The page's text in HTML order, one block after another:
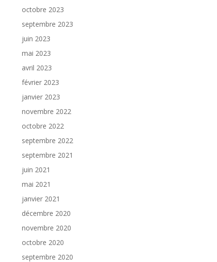
octobre 2023
septembre 2023
juin 2023
mai 2023
avril 2023
février 2023
janvier 2023
novembre 2022
octobre 2022
septembre 2022
septembre 2021
juin 2021
mai 2021
janvier 2021
décembre 2020
novembre 2020
octobre 2020
septembre 2020